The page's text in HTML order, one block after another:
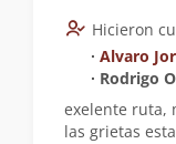
Hicieron
∙ Alvaro
∙ Rodrigo
exelente ruta,
las grietas